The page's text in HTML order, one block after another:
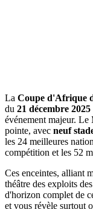
La Coupe d'Afrique
du 21 décembre
événement majeur. Le
pointe, avec neuf
les 24 meilleures
compétition et les 52
Ces enceintes, alliant
théâtre des exploits
d'horizon complet de
et vous révèle surtout